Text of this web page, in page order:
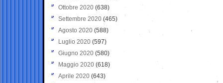
Ottobre 2020 (638)
Settembre 2020(465)
Agosto 2020 (588)
Luglio 2020 (597)
Giugno 2020 (580)
Maggio 2020 (618)
Aprile 2020 (643)